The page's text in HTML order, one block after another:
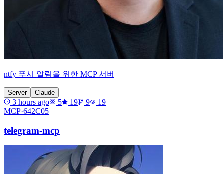
ntfy 푸시 알림을 위한 MCP 서버
Server Claude
3 hours ago 5 19 9
19
MCP·642C05
telegram-mcp